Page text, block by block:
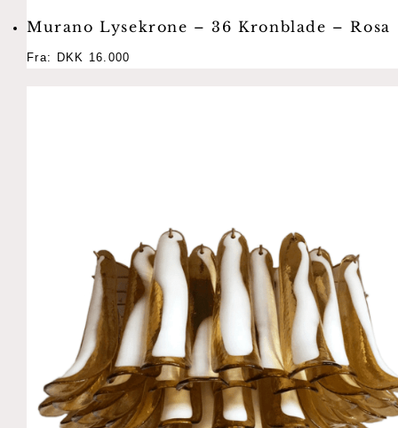
Murano Lysekrone – 36 Kronblade – Rosa
Fra: DKK 16.000